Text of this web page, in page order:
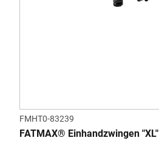
FMHT0-83239
FATMAX® Einhandzwingen "XL"